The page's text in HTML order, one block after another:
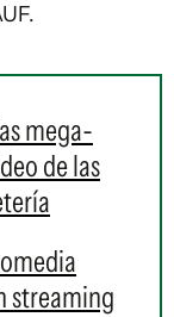
mega-
de las
streaming